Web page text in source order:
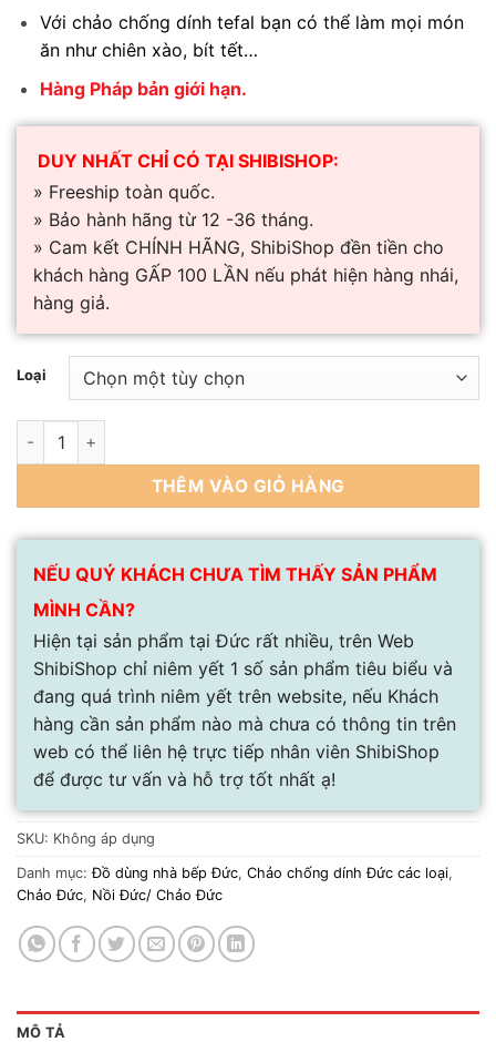
Với chảo chống dính tefal bạn có thể làm mọi món
ăn như chiên xào, bít tết…
Hàng Pháp bản giới hạn.
DUY NHẤT CHỈ CÓ TẠI SHIBISHOP:
» Freeship toàn quốc.
» Bảo hành hãng từ 12 -36 tháng.
» Cam kết CHÍNH HÃNG, ShibiShop đền tiền cho
khách hàng GẤP 100 LẦN nếu phát hiện hàng nhái,
hàng giả.
Loại
Chảo Tefal Unlimited - Made in France số lượng
THÊM VÀO GIỎ HÀNG
NẾU QUÝ KHÁCH CHƯA TÌM THẤY SẢN PHẨM
MÌNH CẦN?
Hiện tại sản phẩm tại Đức rất nhiều, trên Web
ShibiShop chỉ niêm yết 1 số sản phẩm tiêu biểu và
đang quá trình niêm yết trên website, nếu Khách
hàng cần sản phẩm nào mà chưa có thông tin trên
web có thể liên hệ trực tiếp nhân viên ShibiShop
để được tư vấn và hỗ trợ tốt nhất ạ!
SKU: Không áp dụng
Danh mục:Đồ dùng nhà bếp Đức, Chảo chống dính Đức các loại,
Chảo Đức, Nồi Đức/ Chảo Đức
MÔ TẢ